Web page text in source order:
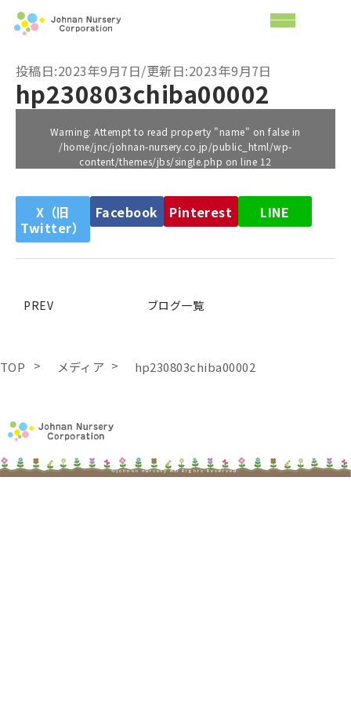
投稿日:2023年9月7日/更新日:2023年9月7日
hp230803chiba00002
Warning: Attempt to read property "name" on false in
/home/jnc/johnan-nursery.co.jp/public_html/wp-
content/themes/jbs/single.php on line 12
X（旧
Twitter）
Facebook Pinterest LINE
PREV ブログ一覧
TOP メディア hp230803chiba00002
©johnan nursery All Rights Reserved.